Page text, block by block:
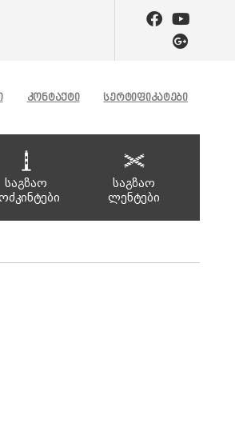
ᲙᲝᲜᲢᲐᲥᲢᲘ ᲡᲔᲠᲢᲘᲤᲘᲙᲐᲢᲔᲑᲘ
საგზაო
საგზაო
ლენტები